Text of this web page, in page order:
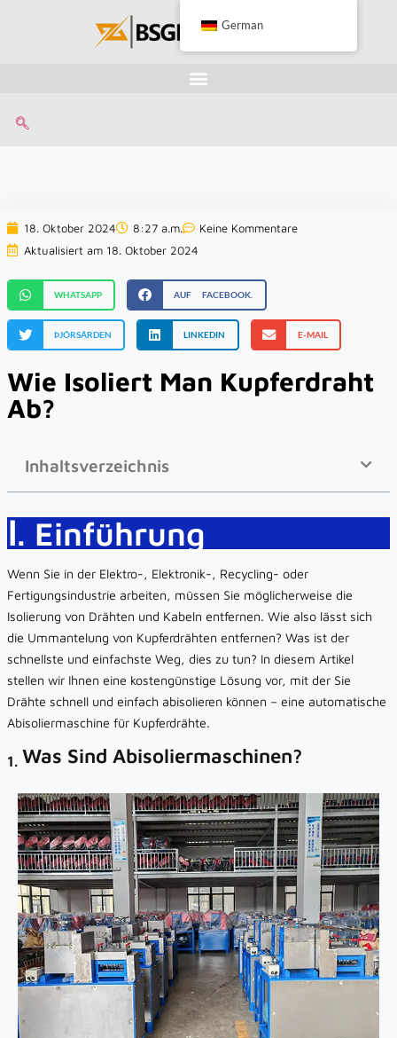
18. Oktober 2024 8:27 a.m.
Keine Kommentare
Aktualisiert am 18. Oktober 2024
WHATSAPP AUF FACEBOOK.
ÞJÓRSÁRDEN LINKEDIN E-MAIL
Wie Isoliert Man Kupferdraht
Ab?
Inhaltsverzeichnis
Ⅰ. Einführung
Wenn Sie in der Elektro-, Elektronik-, Recycling- oder
Fertigungsindustrie arbeiten, müssen Sie möglicherweise die
Isolierung von Drähten und Kabeln entfernen. Wie also lässt sich
die Ummantelung von Kupferdrähten entfernen? Was ist der
schnellste und einfachste Weg, dies zu tun? In diesem Artikel
stellen wir Ihnen eine kostengünstige Lösung vor, mit der Sie
Drähte schnell und einfach abisolieren können – eine automatische
Abisoliermaschine für Kupferdrähte.
1. Was Sind Abisoliermaschinen?
German